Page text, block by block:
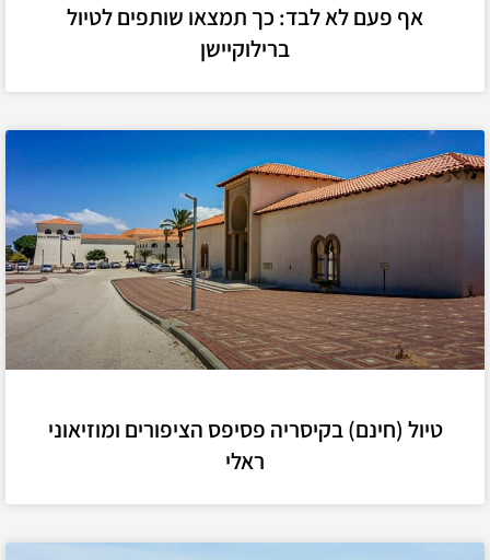
אף פעם לא לבד: כך תמצאו שותפים לטיול
ברילוקיישן
טיול (חינם) בקיסריה פסיפס הציפורים ומוזיאוני
ראלי